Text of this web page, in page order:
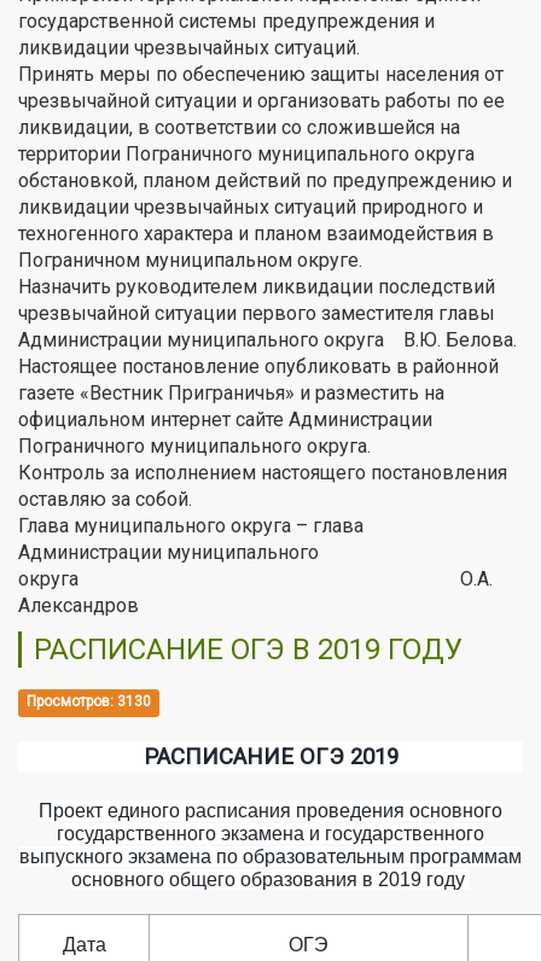
государственной системы предупреждения и
ликвидации чрезвычайных ситуаций.
Принять меры по обеспечению защиты населения от
чрезвычайной ситуации и организовать работы по ее
ликвидации, в соответствии со сложившейся на
территории Пограничного муниципального округа
обстановкой, планом действий по предупреждению и
ликвидации чрезвычайных ситуаций природного и
техногенного характера и планом взаимодействия в
Пограничном муниципальном округе.
Назначить руководителем ликвидации последствий
чрезвычайной ситуации первого заместителя главы
Администрации муниципального округа В.Ю. Белова.
Настоящее постановление опубликовать в районной
газете «Вестник Приграничья» и разместить на
официальном интернет сайте Администрации
Пограничного муниципального округа.
Контроль за исполнением настоящего постановления
оставляю за собой.
Глава муниципального округа – глава
Администрации муниципального
округа О.А.
Александров
РАСПИСАНИЕ ОГЭ В 2019 ГОДУ
Просмотров: 3130
РАСПИСАНИЕ ОГЭ 2019
Проект единого расписания проведения основного
государственного экзамена и государственного
выпускного экзамена по образовательным программам
основного общего образования в 2019 году
Дата ОГЭ